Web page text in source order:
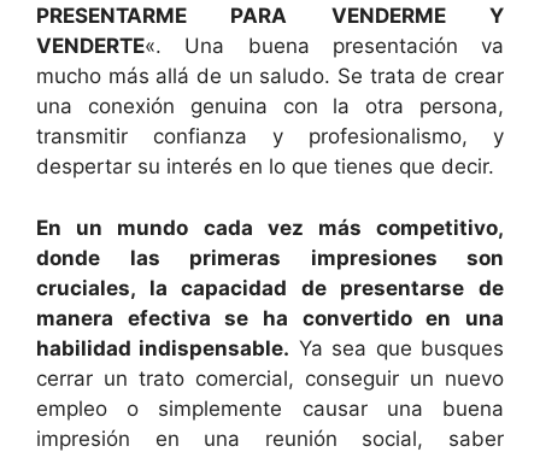
PRESENTARME PARA VENDERME Y
VENDERTE«. Una buena presentación va
mucho más allá de un saludo. Se trata de crear
una conexión genuina con la otra persona,
transmitir confianza y profesionalismo, y
despertar su interés en lo que tienes que decir.
En un mundo cada vez más competitivo,
donde las primeras impresiones son
cruciales, la capacidad de presentarse de
manera efectiva se ha convertido en una
habilidad indispensable. Ya sea que busques
cerrar un trato comercial, conseguir un nuevo
empleo o simplemente causar una buena
impresión en una reunión social, saber